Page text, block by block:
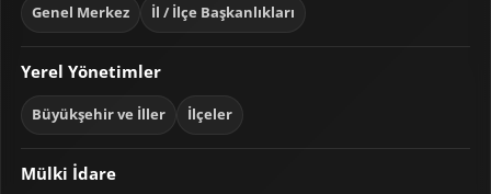
Genel Merkez İl / İlçe Başkanlıkları
Yerel Yönetimler
Büyükşehir ve İller İlçeler
Mülki İdare